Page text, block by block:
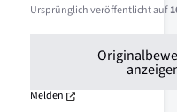
Ursprünglich veröffentlicht auf
Melden